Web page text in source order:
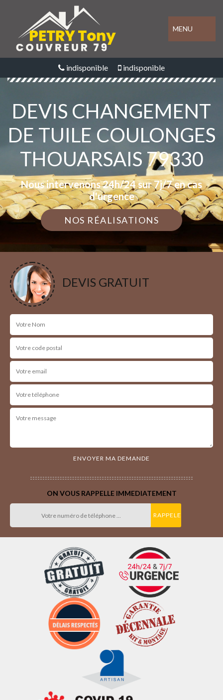
MENU
indisponible indisponible
DEVIS CHANGEMENT
DE TUILE COULONGES
THOUARSAIS 79330
Nous intervenons 24h/24 sur 7j/7 en cas
d'urgence
NOS RÉALISATIONS
DEVIS GRATUIT
ON VOUS RAPPELLE IMMEDIATEMENT